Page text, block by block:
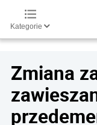
Kategorie
Zmiana